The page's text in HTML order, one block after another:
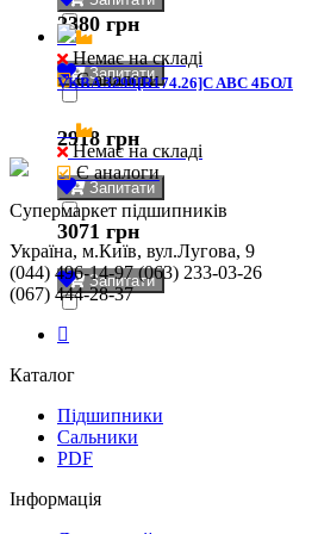
2380 грн
Запитати
Немає на складі
Є аналоги
2918 грн
Запитати
VKBA 3299[R174.26]C ABC 4БОЛ
Немає на складі
Є аналоги
3071 грн
Запитати
Cупермаркет підшипників
Україна, м.Київ, вул.Лугова, 9
(044) 496-14-97 (063) 233-03-26
(067) 444-28-37
Каталог
Підшипники
Сальники
PDF
Інформація